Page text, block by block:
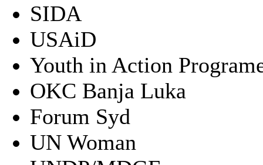
SIDA
USAiD
Youth in Action
OKC Banja Luka
Forum Syd
UN Woman